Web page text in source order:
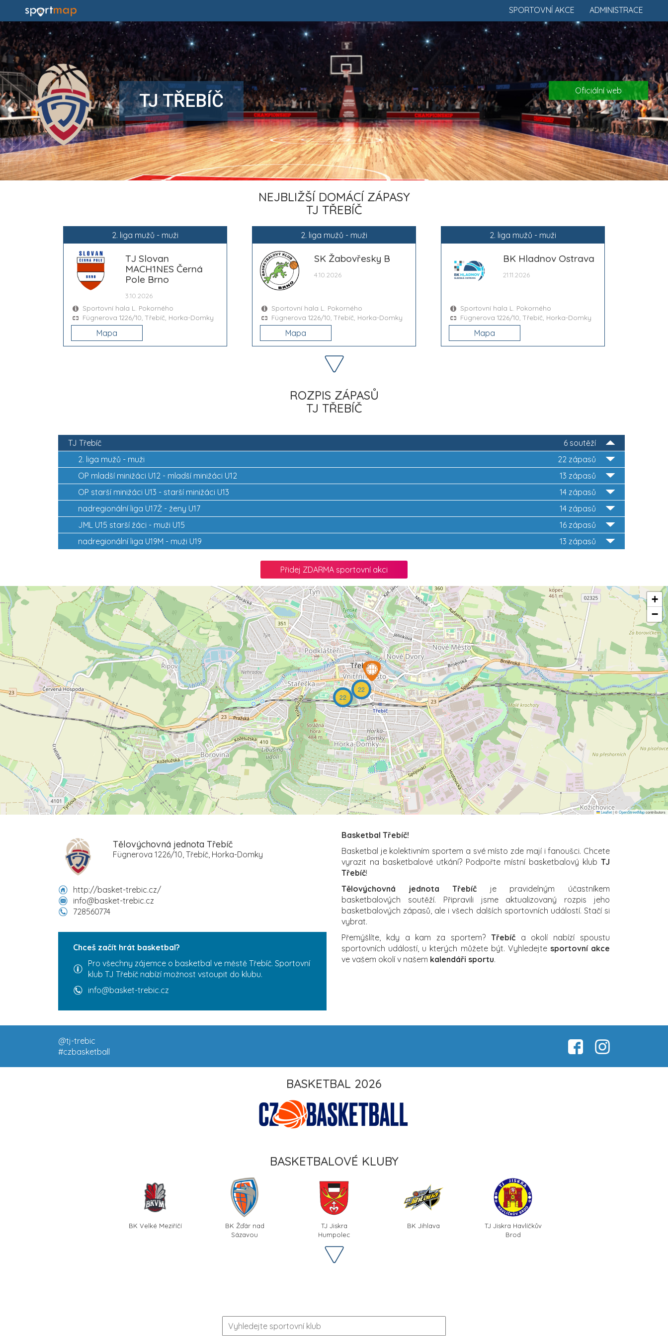
ADMINISTRACE
SPORTOVNÍ AKCE
TJ TŘEBÍČ Oficiální web
NEJBLIŽŠÍ DOMÁCÍ ZÁPASY
TJ TŘEBÍČ
2. liga mužů - muži
TJ Slovan
MACH1NES Černá
Pole Brno
3.10.2026
Sportovní hala L. Pokorného
Fügnerova 1226/10, Třebíč, Horka-Domky
Mapa
2. liga mužů - muži
SK Žabovřesky B
4.10.2026
Sportovní hala L. Pokorného
Fügnerova 1226/10, Třebíč, Horka-Domky
Mapa
2. liga mužů - muži
BK Hladnov Ostrava
21.11.2026
Sportovní hala L. Pokorného
Fügnerova 1226/10, Třebíč, Horka-Domky
Mapa
ROZPIS ZÁPASŮ
TJ TŘEBÍČ
6 soutěží
TJ Třebíč
22 zápasů
2. liga mužů - muži
13 zápasů
OP mladší minižáci U12 - mladší minižáci U12
14 zápasů
OP starší minižáci U13 - starší minižáci U13
14 zápasů
nadregionální liga U17Ž - ženy U17
16 zápasů
JML U15 starší žáci - muži U15
13 zápasů
nadregionální liga U19M - muži U19
Přidej ZDARMA sportovní akci
22
22
+
−
Leaflet|©OpenStreetMapcontributors
Tělovýchovná jednota Třebíč
Fügnerova 1226/10, Třebíč, Horka-Domky
http://basket-trebic.cz/
info@basket-trebic.cz
728560774
Chceš začít hrát basketbal?
Pro všechny zájemce o basketbal ve městě Třebíč. Sportovní
klub TJ Třebíč nabízí možnost vstoupit do klubu.
info@basket-trebic.cz
Basketbal Třebíč!
Basketbal je kolektivním sportem a své místo zde mají i fanoušci. Chcete
vyrazit na basketbalové utkání? Podpořte místní basketbalový klub TJ
Třebíč!
Tělovýchovná jednota Třebíč je pravidelným účastníkem
basketbalových soutěží. Připravili jsme aktualizovaný rozpis jeho
basketbalových zápasů, ale i všech dalších sportovních událostí. Stačí si
vybrat.
Přemýšlíte, kdy a kam za sportem? Třebíča okolí nabízí spoustu
sportovních událostí, u kterých můžete být. Vyhledejte sportovní akce
ve vašem okolí v našem kalendáři sportu.
@tj-trebic
#czbasketball
BASKETBAL 2026
BASKETBALOVÉ KLUBY
BK Velké Meziříčí
BK Žďár nad
Sázavou
TJ Jiskra
Humpolec
BK Jihlava
TJ Jiskra Havlíčkův
Brod